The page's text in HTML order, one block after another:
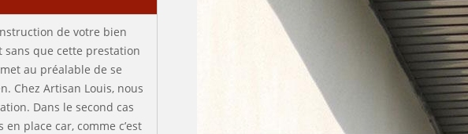
de votre bien
que cette prestation
au préalable de se
Chez Artisan Louis, nous
Dans le second cas
place car, comme c’est